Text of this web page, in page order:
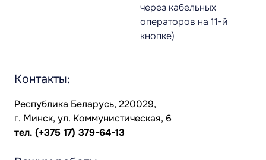
через кабельных
операторов на 11-й
кнопке)
Контакты:
Республика Беларусь, 220029,
г. Минск, ул. Коммунистическая, 6
тел. (+375 17) 379-64-13